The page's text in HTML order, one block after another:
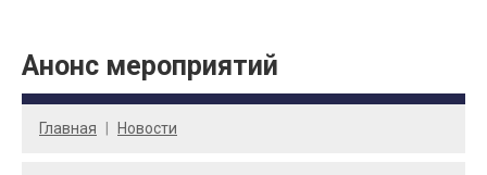
Анонс мероприятий
Главная Новости